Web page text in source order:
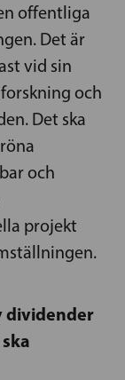
offentliga
Det är
vid sin
och
Det ska
och
projekt
dividender